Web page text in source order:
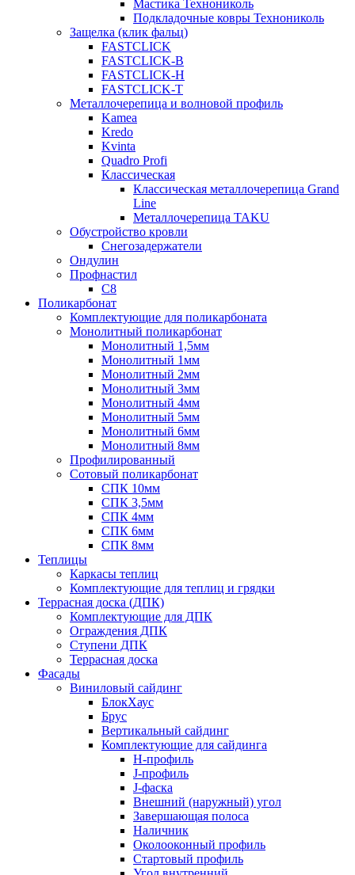
Мастика Технониколь
Подкладочные ковры Технониколь
Защелка (клик фальц)
FASTCLICK
FASTCLICK-B
FASTCLICK-H
FASTCLICK-T
Металлочерепица и волновой профиль
Kamea
Kredo
Kvinta
Quadro Profi
Классическая
Классическая металлочерепица Grand
Line
Металлочерепица TAKU
Обустройство кровли
Снегозадержатели
Ондулин
Профнастил
С8
Поликарбонат
Комплектующие для поликарбоната
Монолитный поликарбонат
Монолитный 1,5мм
Монолитный 1мм
Монолитный 2мм
Монолитный 3мм
Монолитный 4мм
Монолитный 5мм
Монолитный 6мм
Монолитный 8мм
Профилированный
Сотовый поликарбонат
СПК 10мм
СПК 3,5мм
СПК 4мм
СПК 6мм
СПК 8мм
Теплицы
Каркасы теплиц
Комплектующие для теплиц и грядки
Террасная доска (ДПК)
Комплектующие для ДПК
Ограждения ДПК
Ступени ДПК
Террасная доска
Фасады
Виниловый сайдинг
БлокХаус
Брус
Вертикальный сайдинг
Комплектующие для сайдинга
H-профиль
J-профиль
J-фаска
Внешний (наружный) угол
Завершающая полоса
Наличник
Околооконный профиль
Стартовый профиль